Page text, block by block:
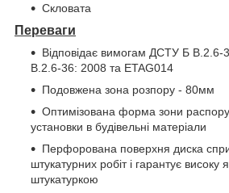
Скловата
Переваги
Відповідає вимогам ДСТУ Б
В.2.6-36: 2008 та ETAG014
Подовжена зона розпору - 80мм
Оптимізована форма зони
установки в будівельні матеріали
Перфорована поверхня диска
штукатурних робіт і гарантує високу
штукатуркою